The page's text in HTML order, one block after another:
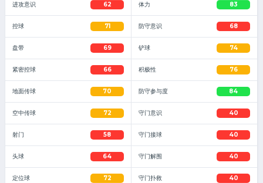
进攻意识 62
控球 71
盘带 69
紧密控球 66
地面传球 70
空中传球 72
射门 58
头球 64
定位球 72
体力 83
防守意识 68
铲球 74
积极性 76
防守参与度 84
守门意识 40
守门接球 40
守门解围 40
守门扑救 40